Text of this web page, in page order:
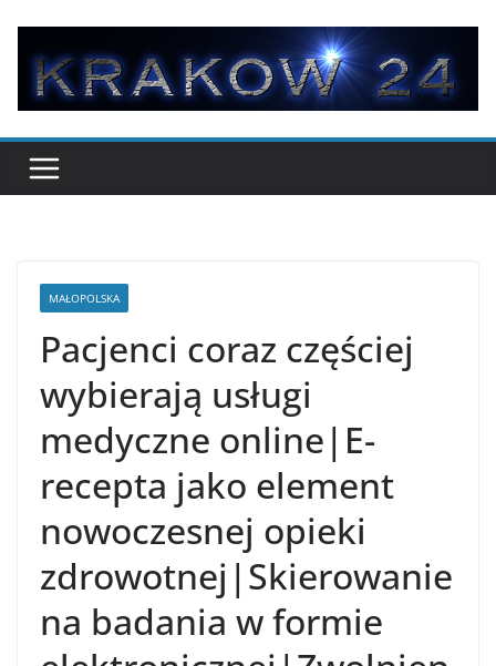
treści
MAŁOPOLSKA
Pacjenci coraz częściej
wybierają usługi
medyczne online|E-
recepta jako element
nowoczesnej opieki
zdrowotnej|Skierowanie
na badania w formie